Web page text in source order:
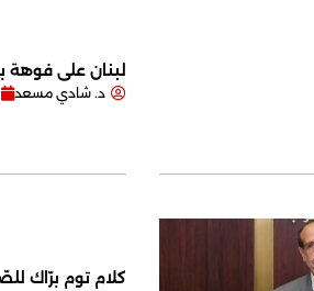
لبنان على فوهة
د. شادي مسعد
كلام توم برّاك